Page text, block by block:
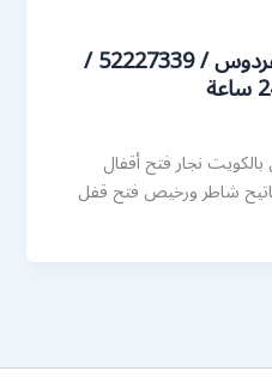
رقم فتح أبواب واقفال الفردوس / 52227339 /
نجار فتح أقفال
مفاتيح شاطر ورخيص فتح قفل